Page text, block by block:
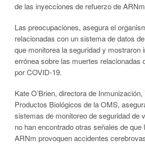
de las inyecciones de refuerzo de
Las preocupaciones, asegura el
relacionadas con un sistema de datos
que monitorea la seguridad y mostraron
errónea sobre las muertes relacionadas
por COVID-19.
Kate O’Brien, directora de
Productos Biológicos de la OMS,
sistemas de monitoreo de seguridad de
no han encontrado otras señales de
ARNm provoquen accidentes